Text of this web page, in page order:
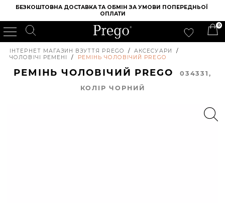
БЕЗКОШТОВНА ДОСТАВКА ТА ОБМІН ЗА УМОВИ ПОПЕРЕДНЬОЇ
ОПЛАТИ
0
ІНТЕРНЕТ МАГАЗИН ВЗУТТЯ PREGO / АКСЕСУАРИ
/
ЧОЛОВІЧІ РЕМЕНІ
/ РЕМІНЬ ЧОЛОВІЧИЙ PREGO
РЕМІНЬ ЧОЛОВІЧИЙ PREGO
034331,
КОЛIР ЧОРНИЙ